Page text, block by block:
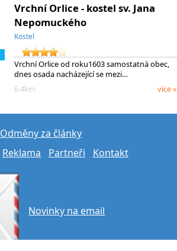
Vrchní Orlice - kostel sv. Jana
Nepomuckého
Kostel
Vrchní Orlice od roku1603 samostatná obec,
dnes osada nacházející se mezi…
6.4km
více »
Odměny za články
Reklama Partneři Kontakt
Novinky na email